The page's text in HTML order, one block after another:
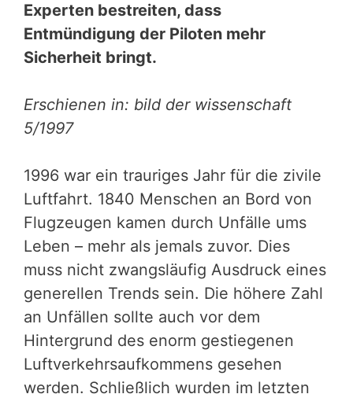
Experten bestreiten, dass
Entmündigung der Piloten mehr
Sicherheit bringt.
Erschienen in: bild der wissenschaft
5/1997
1996 war ein trauriges Jahr für die zivile
Luftfahrt. 1840 Menschen an Bord von
Flugzeugen kamen durch Unfälle ums
Leben – mehr als jemals zuvor. Dies
muss nicht zwangsläufig Ausdruck eines
generellen Trends sein. Die höhere Zahl
an Unfällen sollte auch vor dem
Hintergrund des enorm gestiegenen
Luftverkehrsaufkommens gesehen
werden. Schließlich wurden im letzten